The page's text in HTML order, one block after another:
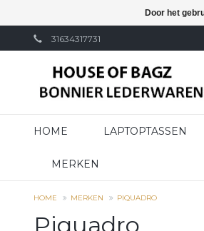
31634317731
HOME LAPTOPTASSEN
MERKEN
HOME MERKEN PIQUADRO
Piquadro
Door het